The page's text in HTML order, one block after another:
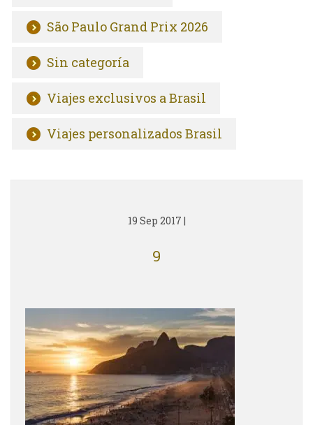
São Paulo Grand Prix 2026
Sin categoría
Viajes exclusivos a Brasil
Viajes personalizados Brasil
19 Sep 2017 |
9